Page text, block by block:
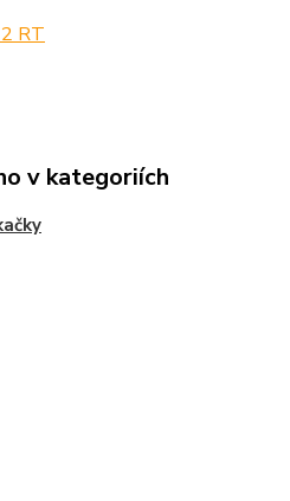
RT
v kategoriích